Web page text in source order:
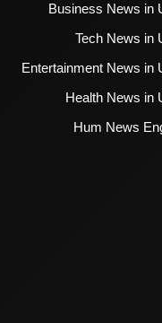
Business News in
Tech News in
Entertainment News in
Health News in
Hum News